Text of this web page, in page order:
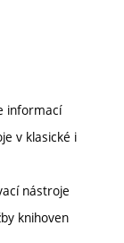
informací
v klasické i
nástroje
knihoven